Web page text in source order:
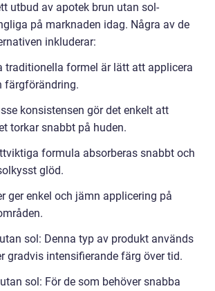
utbud av apotek brun utan sol-
på marknaden idag. Några av de
inkluderar:
traditionella formel är lätt att applicera
färgförändring.
konsistensen gör det enkelt att
torkar snabbt på huden.
formula absorberas snabbt och
glöd.
ger enkel och jämn applicering på
sol: Denna typ av produkt används
gradvis intensifierande färg över tid.
sol: För de som behöver snabba